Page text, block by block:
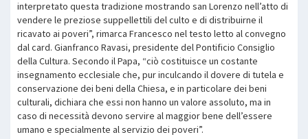
interpretato questa tradizione mostrando san Lorenzo nell’atto di
vendere le preziose suppellettili del culto e di distribuirne il
ricavato ai poveri”, rimarca Francesco nel testo letto al convegno
dal card. Gianfranco Ravasi, presidente del Pontificio Consiglio
della Cultura. Secondo il Papa, “ciò costituisce un costante
insegnamento ecclesiale che, pur inculcando il dovere di tutela e
conservazione dei beni della Chiesa, e in particolare dei beni
culturali, dichiara che essi non hanno un valore assoluto, ma in
caso di necessità devono servire al maggior bene dell’essere
umano e specialmente al servizio dei poveri”.